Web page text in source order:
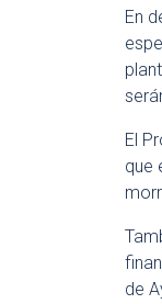
En
El
que
de